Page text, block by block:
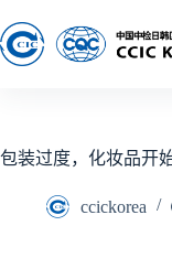
包装过度，化妆品开始
ccickorea